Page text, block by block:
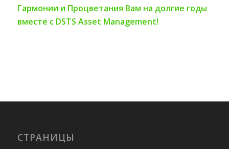
Гармонии и Процветания Вам на долгие годы
вместе с DSTS Asset Management!
СТРАНИЦЫ